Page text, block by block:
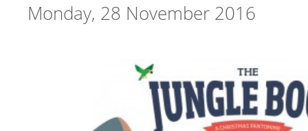
Monday, 28 November 2016